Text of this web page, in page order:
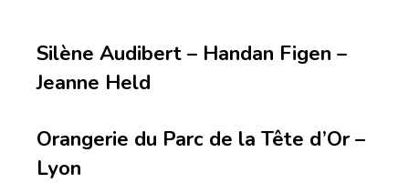
Silène Audibert – Handan Figen –
Jeanne Held
Orangerie du Parc de la Tête d’Or –
Lyon